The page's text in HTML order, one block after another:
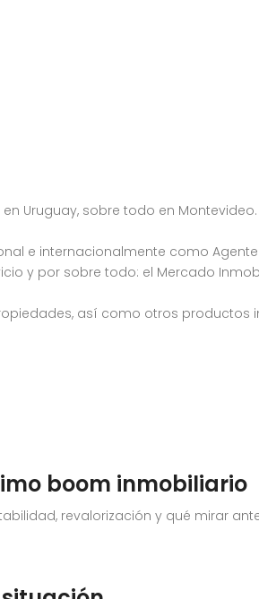
Uruguay, sobre todo en Montevideo.
e internacionalmente como
y por sobre todo: el Mercado
así como otros productos
boom inmobiliario
revalorización y qué mirar